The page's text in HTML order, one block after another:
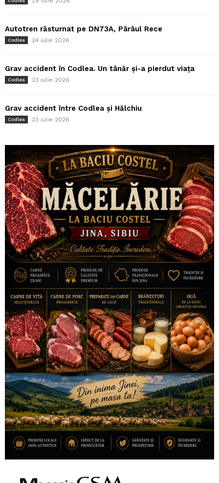
Autotren răsturnat pe DN73A, Pârâul Rece
Codlea 24 iulie 2026
Grav accident în Codlea. Un tânăr și-a pierdut viața
Codlea 23 iulie 2026
Grav accident între Codlea și Hălchiu
Codlea 23 iulie 2026